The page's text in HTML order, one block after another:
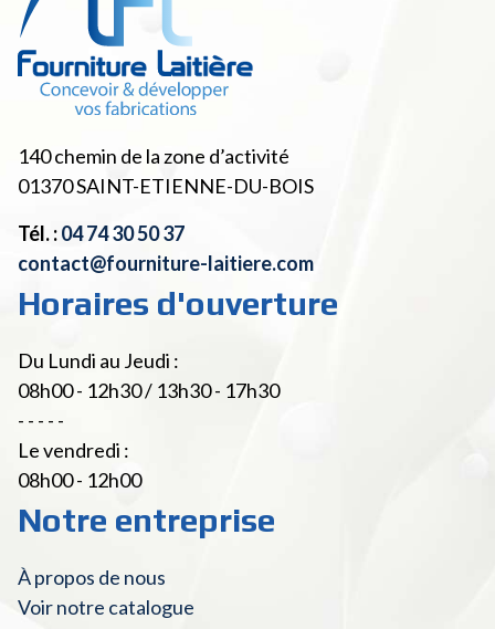
140 chemin de la zone d’activité
01370SAINT-ETIENNE-DU-BOIS
Tél. :04 74 30 50 37
contact@fourniture-laitiere.com
Horaires d'ouverture
Du Lundi au Jeudi :
08h00 - 12h30 / 13h30 - 17h30
- - - - -
Le vendredi :
08h00 - 12h00
Notre entreprise
À propos de nous
Voir notre catalogue